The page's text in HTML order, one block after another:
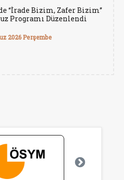
“İrade Bizim, Zafer Bizim”
Programı Düzenlendi
2026 Perşembe